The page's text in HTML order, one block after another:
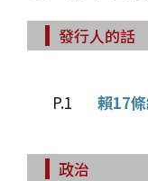
發行人的話
P.1 賴17
政治